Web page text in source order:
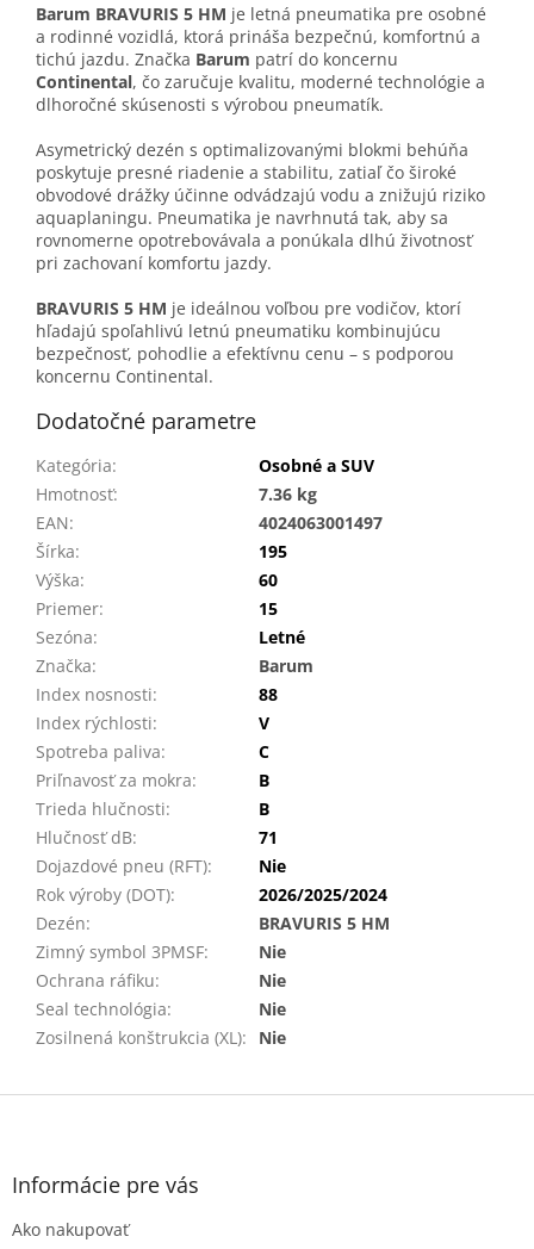
Barum BRAVURIS 5 HM je letná pneumatika pre osobné
a rodinné vozidlá, ktorá prináša bezpečnú, komfortnú a
tichú jazdu. Značka Barum patrí do koncernu
Continental, čo zaručuje kvalitu, moderné technológie a
dlhoročné skúsenosti s výrobou pneumatík.
Asymetrický dezén s optimalizovanými blokmi behúňa
poskytuje presné riadenie a stabilitu, zatiaľ čo široké
obvodové drážky účinne odvádzajú vodu a znižujú riziko
aquaplaningu. Pneumatika je navrhnutá tak, aby sa
rovnomerne opotrebovávala a ponúkala dlhú životnosť
pri zachovaní komfortu jazdy.
BRAVURIS 5 HM je ideálnou voľbou pre vodičov, ktorí
hľadajú spoľahlivú letnú pneumatiku kombinujúcu
bezpečnosť, pohodlie a efektívnu cenu – s podporou
koncernu Continental.
Dodatočné parametre
Kategória:
Osobné a SUV
Hmotnosť:
7.36 kg
EAN:
4024063001497
Šírka:
195
Výška:
60
Priemer:
15
Sezóna:
Letné
Značka:
Barum
Index nosnosti:
88
Index rýchlosti:
V
Spotreba paliva:
C
Priľnavosť za mokra:
B
Trieda hlučnosti:
B
Hlučnosť dB:
71
Dojazdové pneu (RFT):
Nie
Rok výroby (DOT):
2026/2025/2024
Dezén:
BRAVURIS 5 HM
Zimný symbol 3PMSF:
Nie
Ochrana ráfiku:
Nie
Seal technológia:
Nie
Zosilnená konštrukcia (XL): Nie
Z
Informácie pre vás
Ako nakupovať